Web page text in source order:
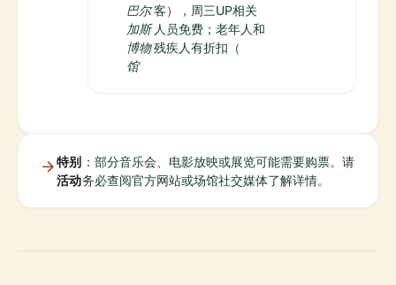
巴尔
加斯
博物
馆
客），周三UP相关
人员免费；老年人和
残疾人有折扣（
特别
活动
：部分音乐会、电影放映或展览可能需要购票。请
务必查阅官方网站或场馆社交媒体了解详情。